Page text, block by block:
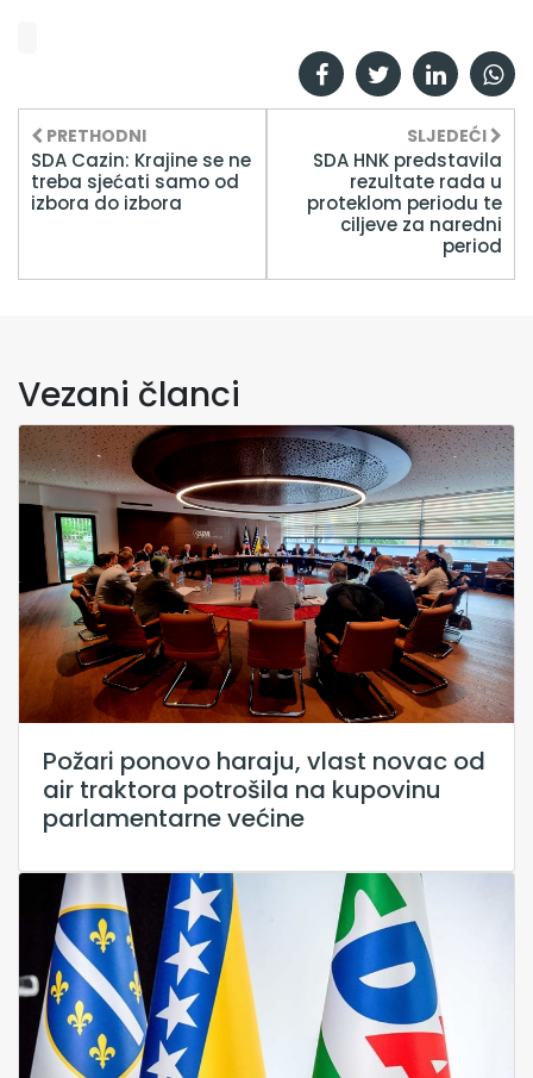
PRETHODNI
SDA Cazin: Krajine se ne
treba sjećati samo od
izbora do izbora
SLJEDEĆI
SDA HNK predstavila
rezultate rada u
proteklom periodu te
ciljeve za naredni
period
Vezani članci
Požari ponovo haraju, vlast novac od
air traktora potrošila na kupovinu
parlamentarne većine